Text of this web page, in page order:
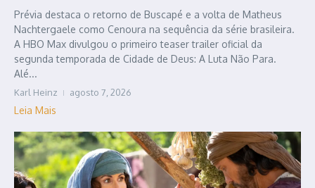
Prévia destaca o retorno de Buscapé e a volta de Matheus
Nachtergaele como Cenoura na sequência da série brasileira.
A HBO Max divulgou o primeiro teaser trailer oficial da
segunda temporada de Cidade de Deus: A Luta Não Para.
Alé...
Karl Heinz agosto 7, 2026
Leia Mais